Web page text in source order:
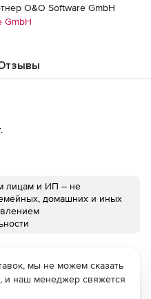
O&O Software GmbH
GmbH
лицам и ИП – не
домашних и иных
мы не можем сказать
и наш менеджер свяжется